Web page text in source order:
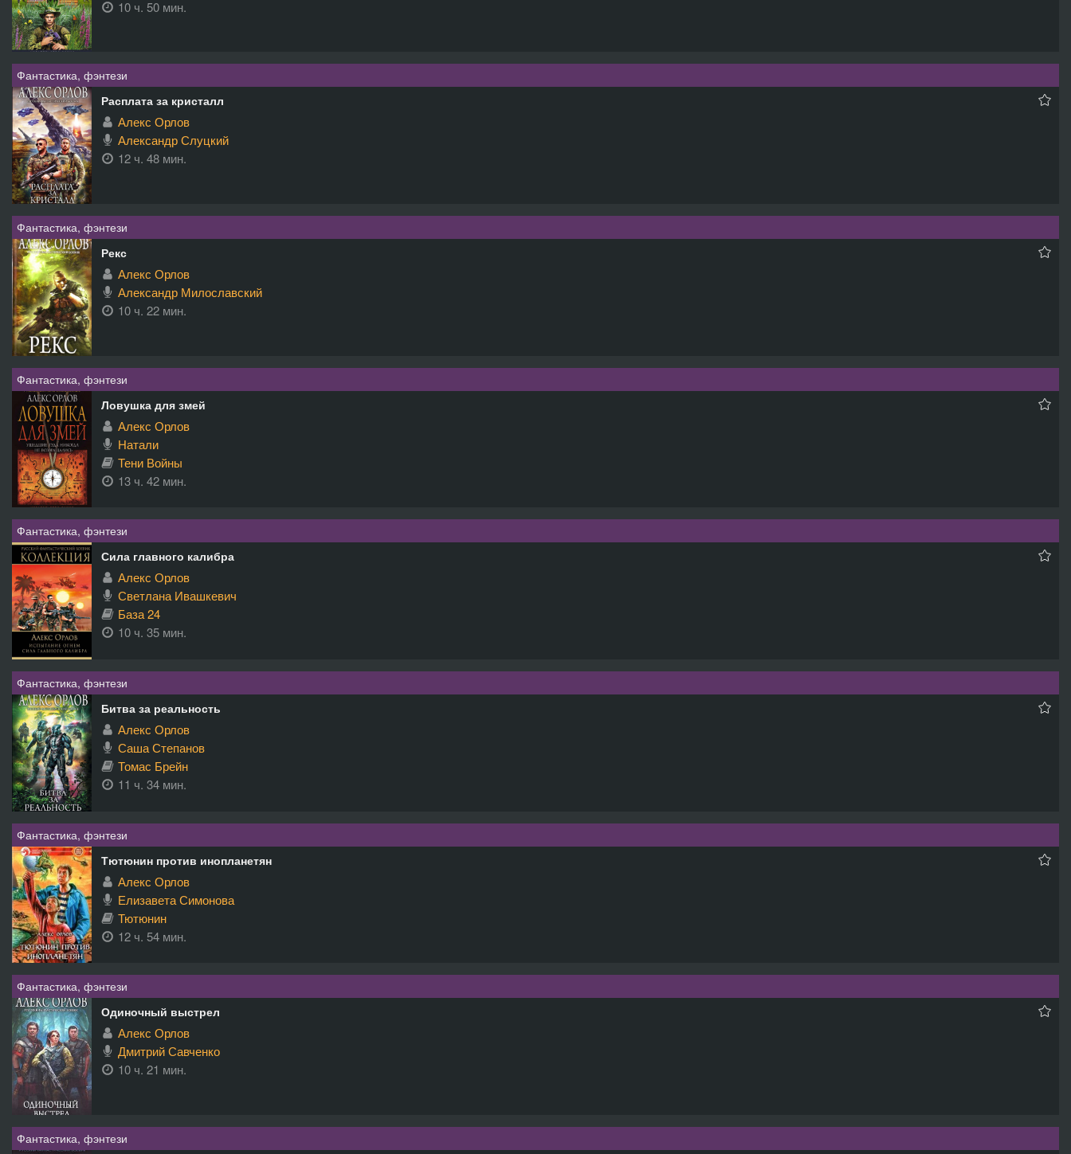
10 ч. 50 мин.
Фантастика, фэнтези
Расплата за кристалл
Алекс Орлов
Александр Слуцкий
12 ч. 48 мин.
Фантастика, фэнтези
Рекс
Алекс Орлов
Александр Милославский
10 ч. 22 мин.
Фантастика, фэнтези
Ловушка для змей
Алекс Орлов
Натали
Тени Войны
13 ч. 42 мин.
Фантастика, фэнтези
Сила главного калибра
Алекс Орлов
Светлана Ивашкевич
База 24
10 ч. 35 мин.
Фантастика, фэнтези
Битва за реальность
Алекс Орлов
Саша Степанов
Томас Брейн
11 ч. 34 мин.
Фантастика, фэнтези
Тютюнин против инопланетян
Алекс Орлов
Елизавета Симонова
Тютюнин
12 ч. 54 мин.
Фантастика, фэнтези
Одиночный выстрел
Алекс Орлов
Дмитрий Савченко
10 ч. 21 мин.
Фантастика, фэнтези